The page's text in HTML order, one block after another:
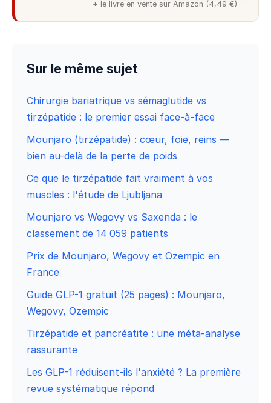
+ le livre en vente sur Amazon (4,49 €)
Sur le même sujet
Chirurgie bariatrique vs sémaglutide vs
tirzépatide : le premier essai face-à-face
Mounjaro (tirzépatide) : cœur, foie, reins —
bien au-delà de la perte de poids
Ce que le tirzépatide fait vraiment à vos
muscles : l'étude de Ljubljana
Mounjaro vs Wegovy vs Saxenda : le
classement de 14 059 patients
Prix de Mounjaro, Wegovy et Ozempic en
France
Guide GLP-1 gratuit (25 pages) : Mounjaro,
Wegovy, Ozempic
Tirzépatide et pancréatite : une méta-analyse
rassurante
Les GLP-1 réduisent-ils l'anxiété ? La première
revue systématique répond